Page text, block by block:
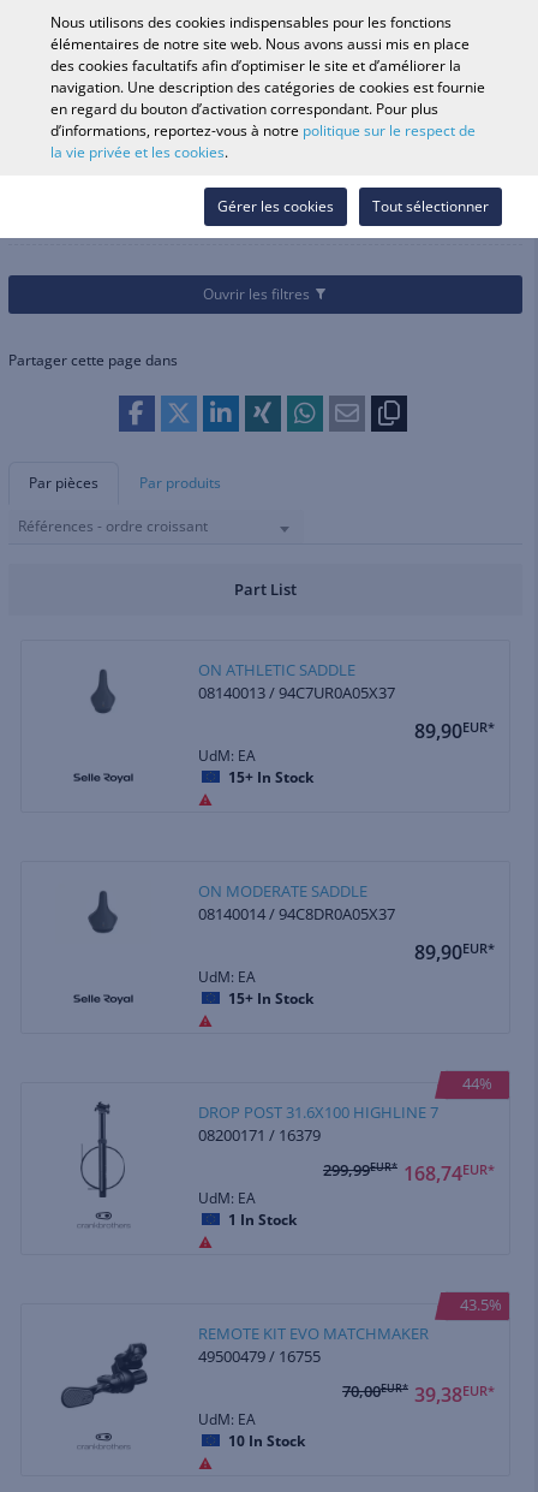
Recherche par véhicule
Rechercher dans
le magasin
Se
Catégories
Selles et accessoires
Ouvrir les filtres
Partager cette page dans
Par pièces Par produits
Références - ordre croissant
Part List
ON ATHLETIC SADDLE
08140013 / 94C7UR0A05X37
89,90EUR*
UdM: EA
15+ In Stock
ON MODERATE SADDLE
08140014 / 94C8DR0A05X37
89,90EUR*
UdM: EA
15+ In Stock
44%
DROP POST 31.6X100 HIGHLINE 7
08200171 / 16379
168,74EUR*
299,99EUR*
UdM: EA
1 In Stock
43.5%
REMOTE KIT EVO MATCHMAKER
49500479 / 16755
39,38EUR*
70,00EUR*
UdM: EA
10 In Stock
Nous utilisons des cookies indispensables pour les fonctions
élémentaires de notre site web. Nous avons aussi mis en place
des cookies facultatifs afin d’optimiser le site et d’améliorer la
navigation. Une description des catégories de cookies est fournie
en regard du bouton d’activation correspondant. Pour plus
d’informations, reportez-vous à notre politique sur le respect de
la vie privée et les cookies.
Tout sélectionner
Gérer les cookies